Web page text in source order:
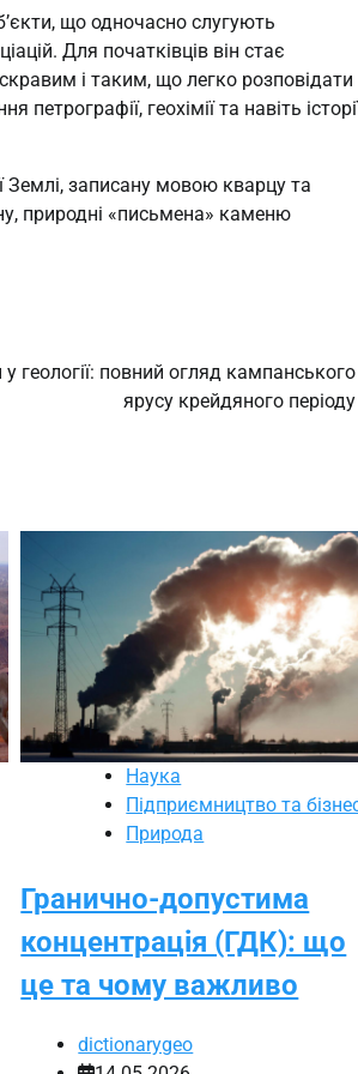
що одночасно слугують
Для початківців він стає
і таким, що легко розповідати
геохімії та навіть
Землі, записану мовою кварцу та
природні «письмена» каменю
геології: повний огляд кампанського
ярусу крейдяного періоду
Наука
Підприємництво та
Природа
Гранично-допустима
концентрація (ГДК): що
це та чому важливо
dictionarygeo